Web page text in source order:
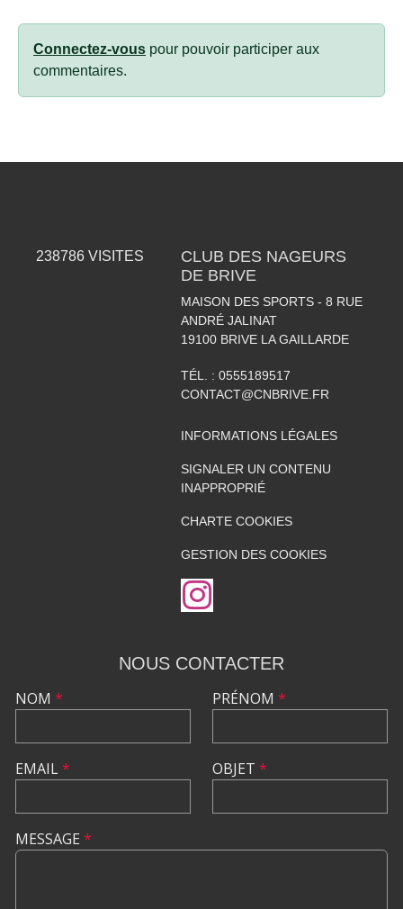
Connectez-vous pour pouvoir participer aux
commentaires.
238786 VISITES
CLUB DES NAGEURS
DE BRIVE
MAISON DES SPORTS - 8 RUE
ANDRÉ JALINAT
19100 BRIVE LA GAILLARDE
TÉL. : 0555189517
CONTACT@CNBRIVE.FR
INFORMATIONS LÉGALES
SIGNALER UN CONTENU
INAPPROPRIÉ
CHARTE COOKIES
GESTION DES COOKIES
NOUS CONTACTER
NOM *
EMAIL*
PRÉNOM *
OBJET *
MESSAGE *